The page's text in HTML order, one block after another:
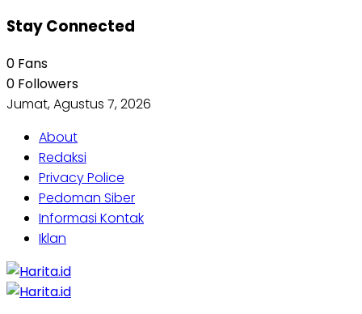
Stay Connected
0 Fans
0 Followers
Jumat, Agustus 7, 2026
About
Redaksi
Privacy Police
Pedoman Siber
Informasi Kontak
Iklan